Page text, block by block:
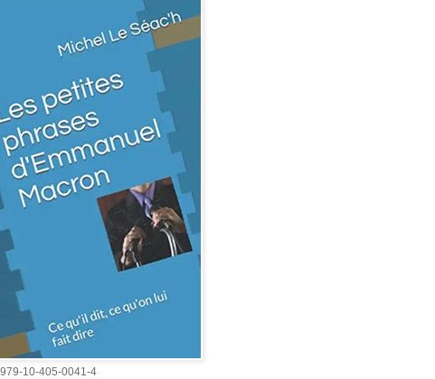
979-10-405-0041-4